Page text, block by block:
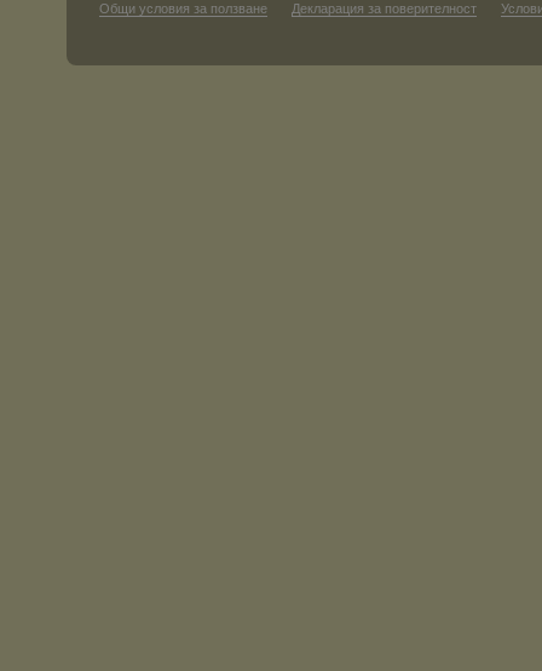
Общи условия за ползване Декларация за поверителност